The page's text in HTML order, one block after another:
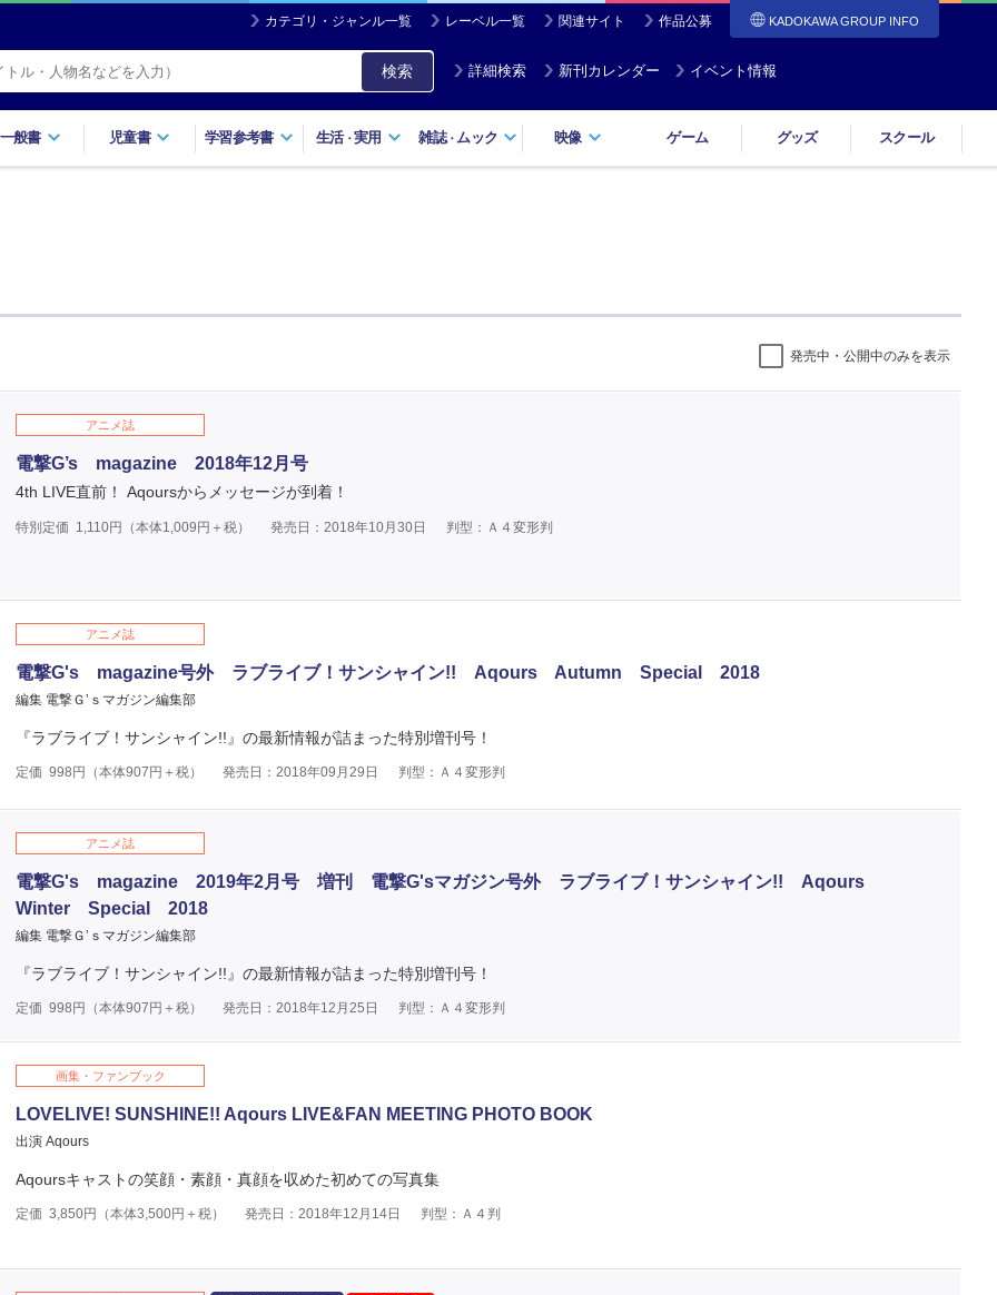
カテゴリ・ジャンル一覧 レーベル一覧 関連サイト 作品公募 KADOKAWA GROUP INFO
検索 詳細検索 新刊カレンダー イベント情報
一般書 児童書 学習参考書 生活・実用 雑誌・ ムック 映像 ゲーム グッズ スクール
発売中・公開中のみを表示
アニメ誌
電撃G’s magazine 2018年12月号
4th LIVE直前！ Aqoursからメッセージが到着！
特別定価 1,110円（本体1,009 円＋税） 発売日：2018年10月30日 判型：Ａ４変形判
アニメ誌
電撃G's magazine号外 ラブライブ！サンシャイン!! Aqours Autumn Special 2018
編集 電撃Ｇ’ｓマガジン編集部
『ラブライブ！サンシャイン!!』の最新情報が詰まった特別増刊号！
定価 998 円（本体907 円＋税） 発売日：2018年09月29日 判型：Ａ４変形判
アニメ誌
電撃G's magazine 2019年2月号 増刊 電撃G'sマガジン号外 ラブライブ！サンシャイン!! Aqours
Winter Special 2018
編集 電撃Ｇ’ｓマガジン編集部
『ラブライブ！サンシャイン!!』の最新情報が詰まった特別増刊号！
定価 998 円（本体907 円＋税） 発売日：2018年12月25日 判型：Ａ４変形判
画集・ファンブック
LOVELIVE! SUNSHINE!! Aqours LIVE&FAN MEETING PHOTO BOOK
出演 Aqours
Aqoursキャストの笑顔・素顔・真顔を収めた初めての写真集
定価 3,850円（本体3,500円＋税） 発売日：2018年12月14日 判型：Ａ４判